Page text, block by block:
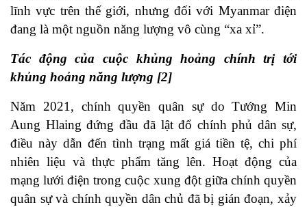
lĩnh vực trên thế giới, nhưng đối với Myanmar điện
đang là một nguồn năng lượng vô cùng “xa xỉ”.
Tác động của cuộc khủng hoảng chính trị tới
khủng hoảng năng lượng [2]
Năm 2021, chính quyền quân sự do Tướng Min
Aung Hlaing đứng đầu đã lật đổ chính phủ dân sự,
điều này dẫn đến tình trạng mất giá tiền tệ, chi phí
nhiên liệu và thực phẩm tăng lên. Hoạt động của
mạng lưới điện trong cuộc xung đột giữa chính quyền
quân sự và chính quyền dân chủ đã bị gián đoạn, xảy